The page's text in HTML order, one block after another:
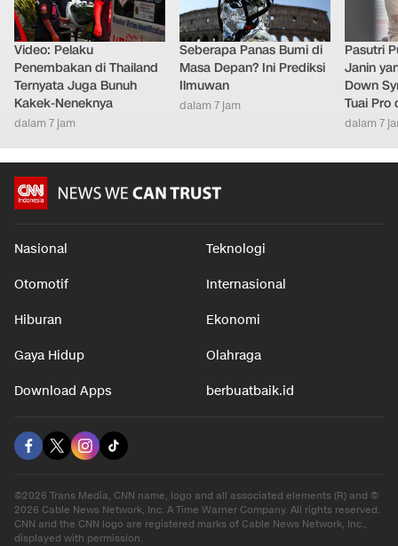
Video: Pelaku
Penembakan di Thailand
Ternyata Juga Bunuh
Kakek-Neneknya
dalam 7 jam
Seberapa Panas Bumi di
Masa Depan? Ini Prediksi
Ilmuwan
dalam 7 jam
Pasutri
Janin
Down
Tuai Pro
dalam 7
Nasional Teknologi
Otomotif Internasional
Hiburan Ekonomi
Gaya Hidup Olahraga
Download Apps berbuatbaik.id
©2026 Trans Media, CNN name, logo and all associated elements (R) and ©
2026 Cable News Network, Inc. A Time Warner Company. All rights reserved.
CNN and the CNN logo are registered marks of Cable News Network, Inc.,
displayed with permission.